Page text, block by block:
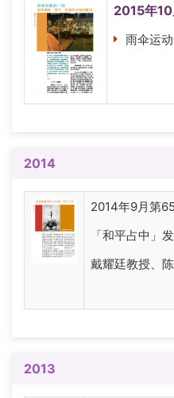
2015年
雨伞运
2014
2014年9月第
「和平占中」
戴耀廷教授、
2013